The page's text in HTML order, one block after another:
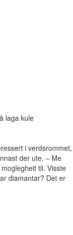
laga kule
i verdsrommet,
der ute. – Me
til. Visste
diamantar? Det er